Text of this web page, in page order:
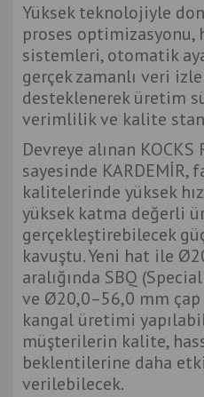
Yüksek teknolojiyle
proses optimizasyonu,
sistemleri, otomatik
gerçek zamanlı veri
desteklenerek üretim
verimlilik ve kalite
Devreye alınan KOCKS
sayesinde KARDEMİR,
kalitelerinde yüksek
yüksek katma değerli
gerçekleştirebilecek
kavuştu. Yeni hat ile
aralığında SBQ
ve Ø20,0–56,0 mm çap
kangal üretimi
müşterilerin kalite,
beklentilerine daha
verilebilecek.